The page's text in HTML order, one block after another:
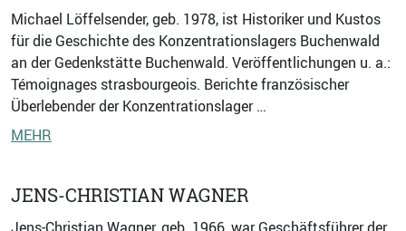
Michael Löffelsender, geb. 1978, ist Historiker und Kustos
für die Geschichte des Konzentrationslagers Buchenwald
an der Gedenkstätte Buchenwald. Veröffentlichungen u. a.:
Témoignages strasbourgeois. Berichte französischer
Überlebender der Konzentrationslager …
MEHR
JENS-CHRISTIAN WAGNER